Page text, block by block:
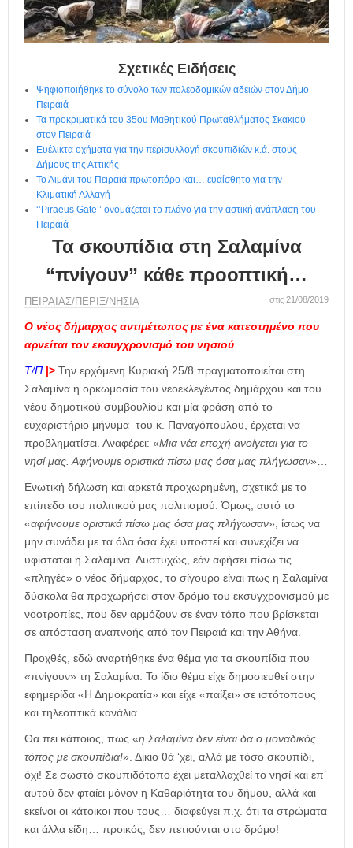
Σχετικές Ειδήσεις
Ψηφιοποιήθηκε το σύνολο των πολεοδομικών αδειών στον Δήμο
Πειραιά
Τα προκριματικά του 35ου Μαθητικού Πρωταθλήματος Σκακιού
στον Πειραιά
Ευέλικτα οχήματα για την περισυλλογή σκουπιδιών κ.ά. στους
Δήμους της Αττικής
Το Λιμάνι του Πειραιά πρωτοπόρο και… ευαίσθητο για την
Κλιματική Αλλαγή
‘’Piraeus Gate’’ ονομάζεται το πλάνο για την αστική ανάπλαση του
Πειραιά
Τα σκουπίδια στη Σαλαμίνα
“πνίγουν” κάθε προοπτική…
ΠΕΙΡΑΙΑΣ/ΠΕΡΙΞ/ΝΗΣΙΑ στις 21/08/2019
Ο νέος δήμαρχος αντιμέτωπος με ένα κατεστημένο που
αρνείται τον εκσυγχρονισμό του νησιού
Τ/Π |> Την ερχόμενη Κυριακή 25/8 πραγματοποιείται στη
Σαλαμίνα η ορκωμοσία του νεοεκλεγέντος δημάρχου και του
νέου δημοτικού συμβουλίου και μία φράση από το
ευχαριστήριο μήνυμα του κ. Παναγόπουλου, έρχεται να
προβληματίσει. Αναφέρει: «Μια νέα εποχή ανοίγεται για το
νησί μας. Αφήνουμε οριστικά πίσω μας όσα μας πλήγωσαν»…
Ενωτική δήλωση και αρκετά προχωρημένη, σχετικά με το
επίπεδο του πολιτικού μας πολιτισμού. Όμως, αυτό το
«αφήνουμε οριστικά πίσω μας όσα μας πλήγωσαν», ίσως να
μην συνάδει με τα όλα όσα έχει υποστεί και συνεχίζει να
υφίσταται η Σαλαμίνα. Δυστυχώς, εάν αφήσει πίσω τις
«πληγές» ο νέος δήμαρχος, το σίγουρο είναι πως η Σαλαμίνα
δύσκολα θα προχωρήσει στον δρόμο του εκσυγχρονισμού με
νοοτροπίες, που δεν αρμόζουν σε έναν τόπο που βρίσκεται
σε απόσταση αναπνοής από τον Πειραιά και την Αθήνα.
Προχθές, εδώ αναρτήθηκε ένα θέμα για τα σκουπίδια που
«πνίγουν» τη Σαλαμίνα. Το ίδιο θέμα είχε δημοσιευθεί στην
εφημερίδα «Η Δημοκρατία» και είχε «παίξει» σε ιστότοπους
και τηλεοπτικά κανάλια.
Θα πει κάποιος, πως «η Σαλαμίνα δεν είναι δα ο μοναδικός
τόπος με σκουπίδια!». Δίκιο θά ‘χει, αλλά με τόσο σκουπίδι,
όχι! Σε σωστό σκουπιδότοπο έχει μεταλλαχθεί το νησί και επ’
αυτού δεν φταίει μόνον η Καθαριότητα του δήμου, αλλά και
εκείνοι οι κάτοικοι που τους… διαφεύγει π.χ. ότι τα στρώματα
και άλλα είδη… προικός, δεν πετιούνται στο δρόμο!